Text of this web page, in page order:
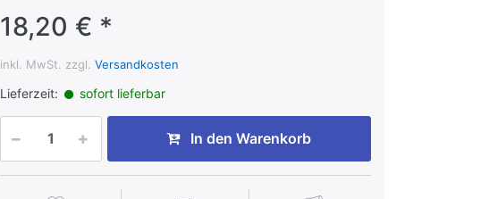
18,20 € *
inkl. MwSt. zzgl. Versandkosten
Lieferzeit: sofort lieferbar
In den Warenkorb